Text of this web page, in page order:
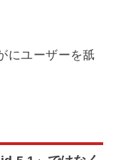
にユーザーを舐